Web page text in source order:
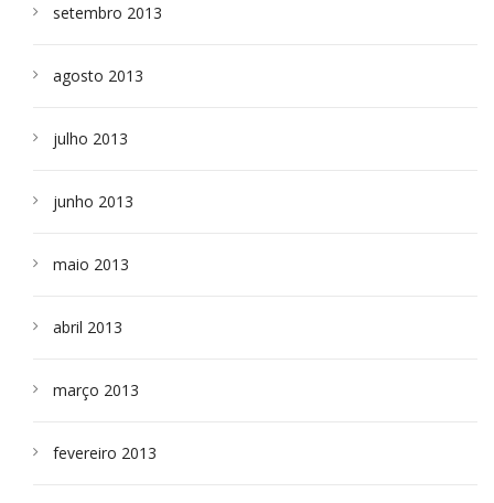
setembro 2013
agosto 2013
julho 2013
junho 2013
maio 2013
abril 2013
março 2013
fevereiro 2013